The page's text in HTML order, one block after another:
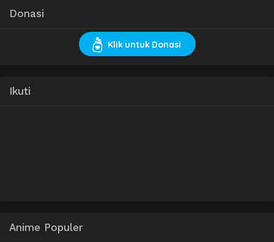
Donasi
Klik untuk Donasi
Ikuti
Anime Populer